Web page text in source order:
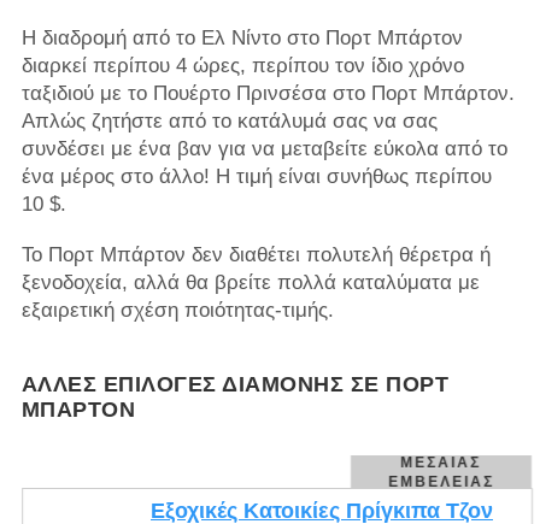
Η διαδρομή από το Ελ Νίντο στο Πορτ Μπάρτον
διαρκεί περίπου 4 ώρες, περίπου τον ίδιο χρόνο
ταξιδιού με το Πουέρτο Πρινσέσα στο Πορτ Μπάρτον.
Απλώς ζητήστε από το κατάλυμά σας να σας
συνδέσει με ένα βαν για να μεταβείτε εύκολα από το
ένα μέρος στο άλλο! Η τιμή είναι συνήθως περίπου
10 $.
Το Πορτ Μπάρτον δεν διαθέτει πολυτελή θέρετρα ή
ξενοδοχεία, αλλά θα βρείτε πολλά καταλύματα με
εξαιρετική σχέση ποιότητας-τιμής.
ΆΛΛΕΣ ΕΠΙΛΟΓΈΣ ΔΙΑΜΟΝΉΣ ΣΕ ΠΟΡΤ
ΜΠΆΡΤΟΝ
ΜΕΣΑΊΑΣ
ΕΜΒΈΛΕΙΑΣ
Εξοχικές Κατοικίες Πρίγκιπα Τζον